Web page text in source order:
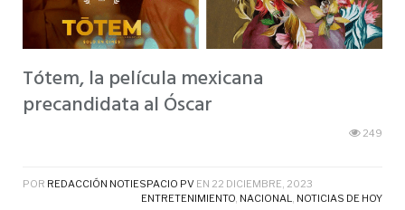
Tótem, la película mexicana
precandidata al Óscar
249
POR REDACCIÓN NOTIESPACIO PV EN 22 DICIEMBRE, 2023
ENTRETENIMIENTO, NACIONAL, NOTICIAS DE HOY